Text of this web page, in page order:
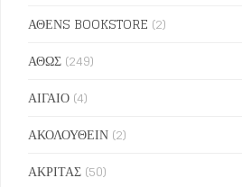
ΑΘΕΝS BOOKSTORE (2)
ΑΘΩΣ (249)
ΑΙΓΑΙΟ (4)
ΑΚΟΛΟΥΘΕΙΝ (2)
ΑΚΡΙΤΑΣ (50)